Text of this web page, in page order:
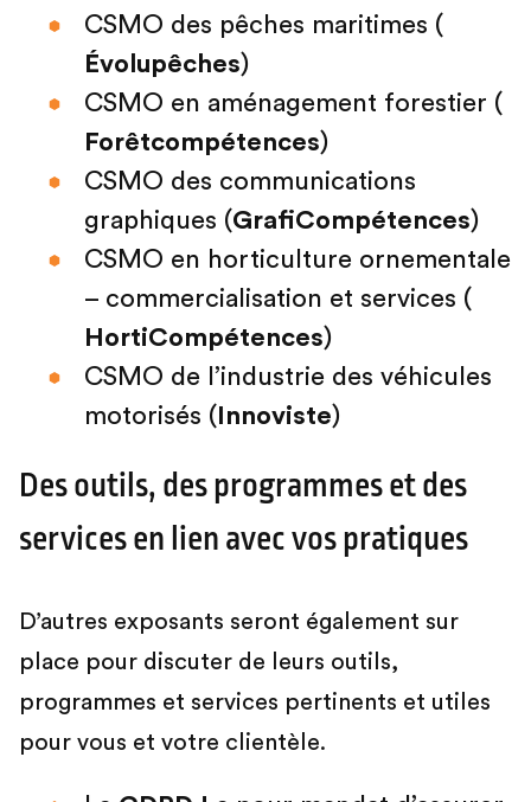
CSMO des pêches maritimes (
Évolupêches)
CSMO en aménagement forestier (
Forêtcompétences)
CSMO des communications
graphiques (GrafiCompétences)
CSMO en horticulture ornementale
– commercialisation et services (
HortiCompétences)
CSMO de l’industrie des véhicules
motorisés (Innoviste)
Des outils, des programmes et des
services en lien avec vos pratiques
D’autres exposants seront également sur
place pour discuter de leurs outils,
programmes et services pertinents et utiles
pour vous et votre clientèle.